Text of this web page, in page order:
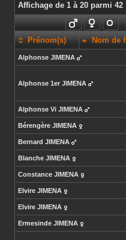
Affichage de 1 à 20 parmi 42
Prénom(s) Nom de
Alphonse JIMENA
Alphonse 1er JIMENA
Alphonse Vi JIMENA
Bérengère JIMENA
Bernard JIMENA
Blanche JIMENA
Constance JIMENA
Elvire JIMENA
Elvire JIMENA
Ermesinde JIMENA